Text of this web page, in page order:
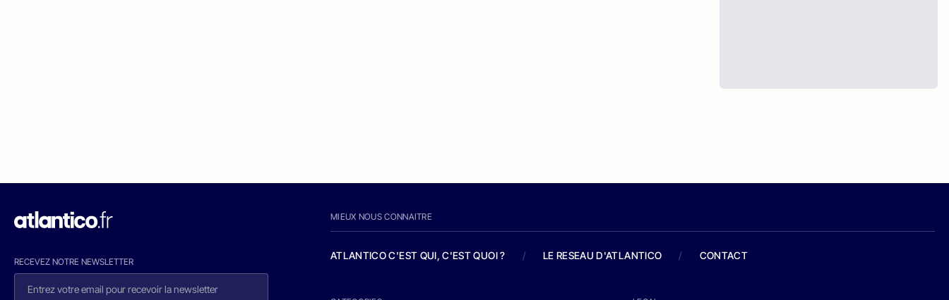
RECEVEZ NOTRE NEWSLETTER
MIEUX NOUS CONNAITRE
ATLANTICO C'EST QUI, C'EST QUOI ? / LE RESEAU D'ATLANTICO / CONTACT